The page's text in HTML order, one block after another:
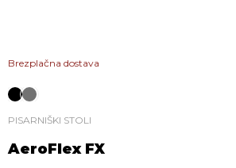
Brezplačna dostava
PISARNIŠKI STOLI
AeroFlex FX